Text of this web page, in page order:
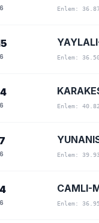
Enlem:
Enlem:
Enlem:
Enlem:
CAMLI-
Enlem: